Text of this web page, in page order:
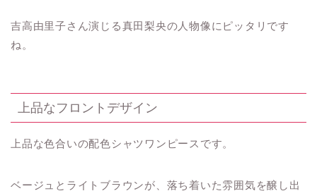
吉高由里子さん演じる真田梨央の人物像にピッタリです
ね。
上品なフロントデザイン
上品な色合いの配色シャツワンピースです。
ベージュとライトブラウンが、落ち着いた雰囲気を醸し出